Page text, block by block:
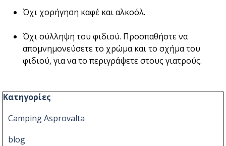
Όχι χορήγηση καφέ και αλκοόλ.
Όχι σύλληψη του φιδιού. Προσπαθήστε να
απομνημονεύσετε το χρώμα και το σχήμα του
φιδιού, για να το περιγράψετε στους γιατρούς.
Παράλειψη μπλόκ Κατηγορίες
Κατηγορίες
Camping Asprovalta
blog